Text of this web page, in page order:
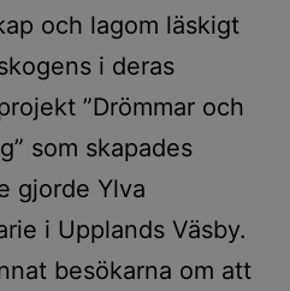
och lagom läskigt
i deras
”Drömmar och
som skapades
gjorde Ylva
i Upplands Väsby.
besökarna om att